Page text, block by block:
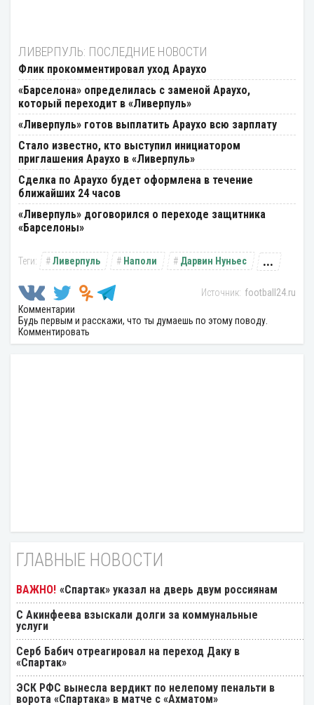
ЛИВЕРПУЛЬ: ПОСЛЕДНИЕ НОВОСТИ
Флик прокомментировал уход Араухо
«Барселона» определилась с заменой Араухо,
который переходит в «Ливерпуль»
«Ливерпуль» готов выплатить Араухо всю зарплату
Стало известно, кто выступил инициатором
приглашения Араухо в «Ливерпуль»
Сделка по Араухо будет оформлена в течение
ближайших 24 часов
«Ливерпуль» договорился о переходе защитника
«Барселоны»
Ливерпуль Наполи Дарвин Нуньес ...
football24.ru
Комментарии
Будь первым и расскажи, что ты думаешь по этому поводу.
Комментировать
ГЛАВНЫЕ НОВОСТИ
«Спартак» указал на дверь двум россиянам
С Акинфеева взыскали долги за коммунальные
услуги
Серб Бабич отреагировал на переход Даку в
«Спартак»
ЭСК РФС вынесла вердикт по нелепому пенальти в
ворота «Спартака» в матче с «Ахматом»